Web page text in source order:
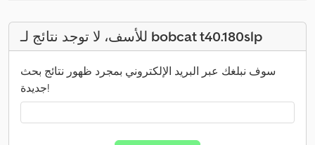
bobcat t40.180slp
سوف نبلغك عبر البريد الإلكتروني بمجرد ظهور نتائج بحث
جديدة!